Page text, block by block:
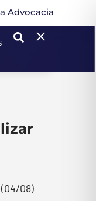
Advocacia
08)